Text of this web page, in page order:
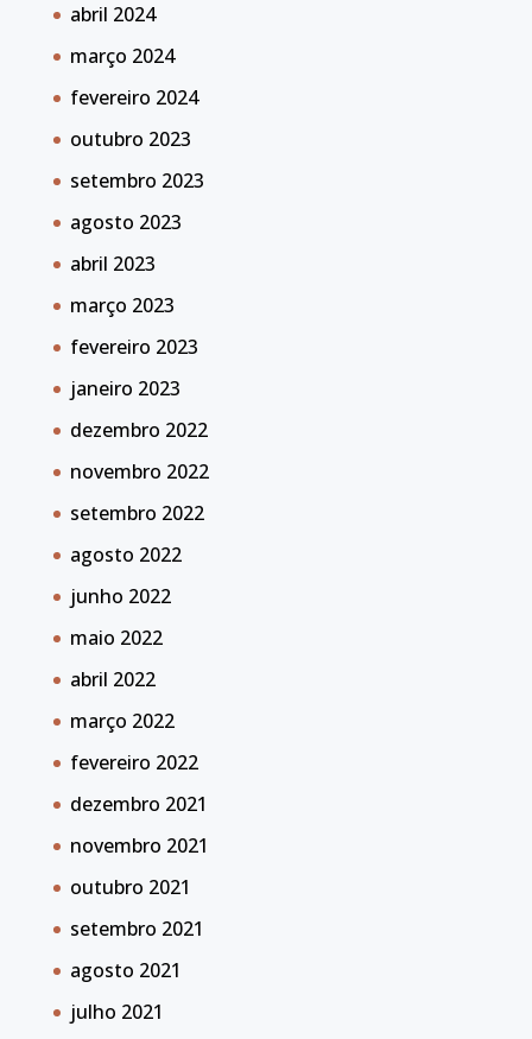
abril 2024
março 2024
fevereiro 2024
outubro 2023
setembro 2023
agosto 2023
abril 2023
março 2023
fevereiro 2023
janeiro 2023
dezembro 2022
novembro 2022
setembro 2022
agosto 2022
junho 2022
maio 2022
abril 2022
março 2022
fevereiro 2022
dezembro 2021
novembro 2021
outubro 2021
setembro 2021
agosto 2021
julho 2021